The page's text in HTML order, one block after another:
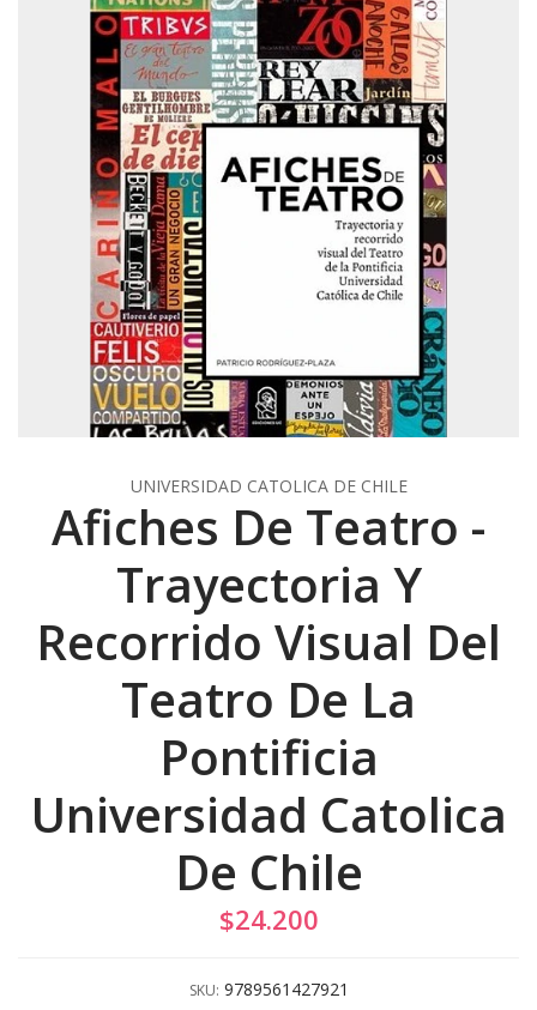
UNIVERSIDAD CATOLICA DE CHILE
Afiches De Teatro -
Trayectoria Y
Recorrido Visual Del
Teatro De La
Pontificia
Universidad Catolica
De Chile
$24.200
SKU: 9789561427921